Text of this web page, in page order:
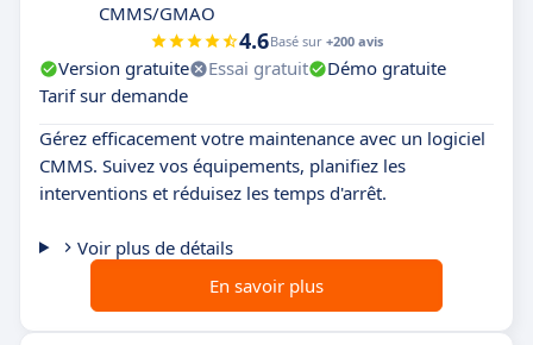
CMMS/GMAO
4.6Basé sur +200 avis
Version gratuite Essai gratuit
Démo gratuite
Tarif sur demande
Gérez efficacement votre maintenance avec un logiciel
CMMS. Suivez vos équipements, planifiez les
interventions et réduisez les temps d'arrêt.
Voir plus de détails
En savoir plus